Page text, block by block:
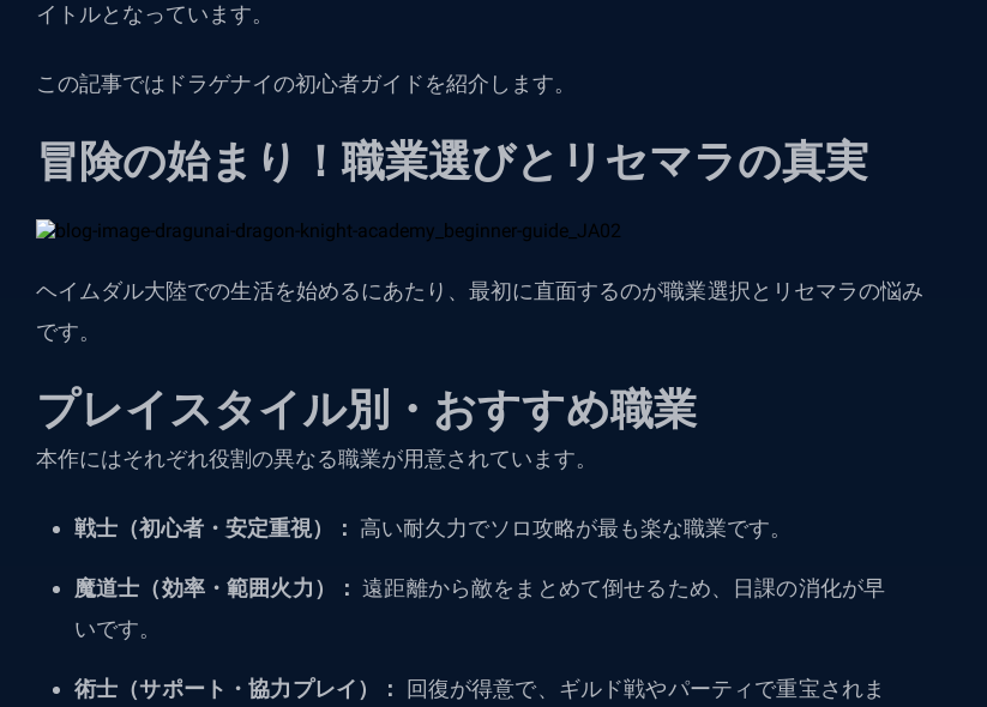
イトルとなっています。
この記事ではドラゲナイの初心者ガイドを紹介します。
冒険の始まり！職業選びとリセマラの真実
ヘイムダル大陸での生活を始めるにあたり、最初に直面するのが職業選択とリセマラの悩み
です。
プレイスタイル別・おすすめ職業
本作にはそれぞれ役割の異なる職業が用意されています。
戦士（初心者・安定重視）： 高い耐久力でソロ攻略が最も楽な職業です。
魔道士（効率・範囲火力）： 遠距離から敵をまとめて倒せるため、日課の消化が早
いです。
術士（サポート・協力プレイ）：
回復が得意で、ギルド戦やパーティで重宝されま